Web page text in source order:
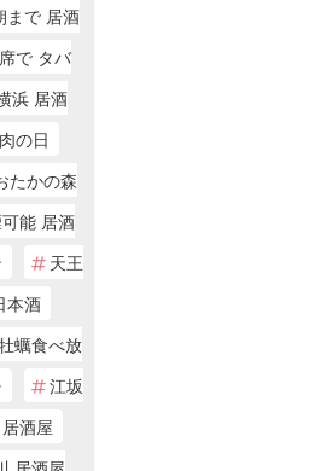
まで 居酒
席で タバ
浜 居酒
肉の日
たかの森
能 居酒
天王
本酒
蠣食べ放
江坂
酒屋